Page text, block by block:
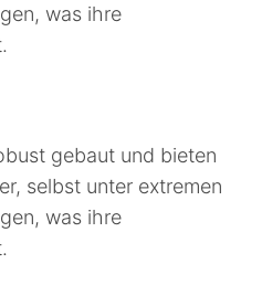
was ihre
gebaut und bieten
selbst unter extremen
was ihre